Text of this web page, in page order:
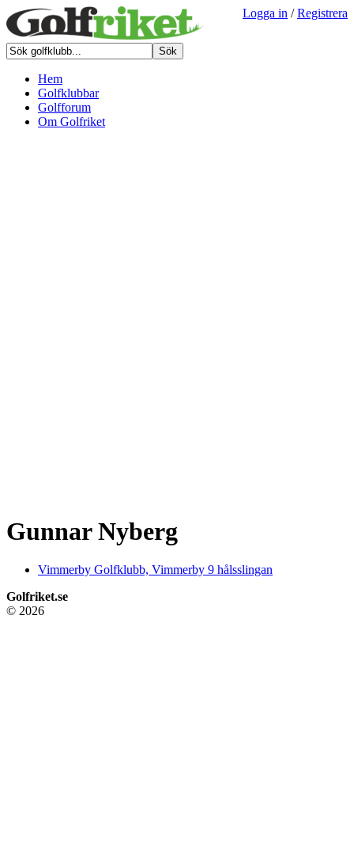
Logga in /Registrera
Hem
Golfklubbar
Golfforum
Om Golfriket
Gunnar Nyberg
Vimmerby Golfklubb, Vimmerby 9 hålsslingan
Golfriket.se
© 2026